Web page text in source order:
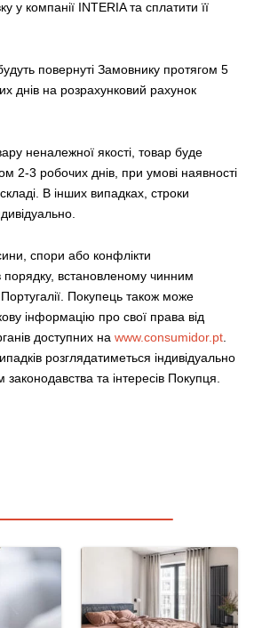
у компанії INTERIA та сплатити її
повернуті Замовнику протягом 5
днів на розрахунковий рахунок
неналежної якості, товар буде
2-3 робочих днів, при умові наявності
В інших випадках, строки
спори або конфлікти
порядку, встановленому чинним
Покупець також може
інформацію про свої права від
доступних на www.consumidor.pt
розглядатиметься індивідуально
та інтересів Покупця.